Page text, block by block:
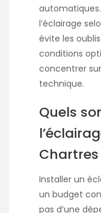
l’éclairage
évite les
conditions
concentrer
technique.
Quels
Chartres
Installer un
un budget
pas d’une